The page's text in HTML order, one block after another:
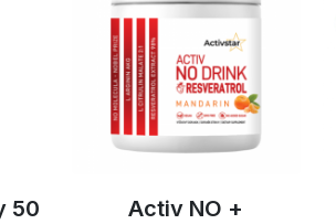
50
Activ NO +